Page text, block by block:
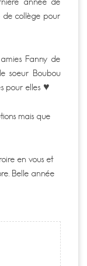
de collège pour
Fanny de
soeur Boubou
pour elles ♥
mais que
en vous et
Belle année